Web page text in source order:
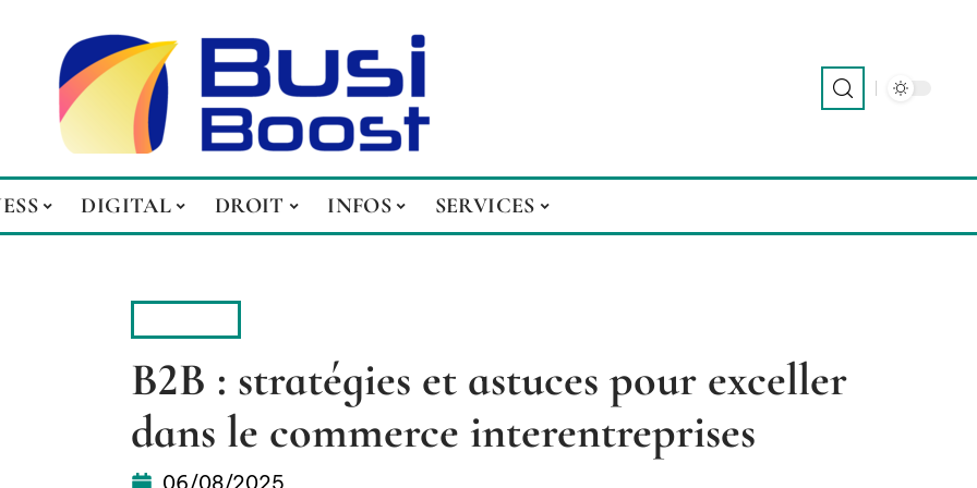
DIGITAL DROIT INFOS SERVICES
B2B : stratégies et astuces pour exceller
dans le commerce interentreprises